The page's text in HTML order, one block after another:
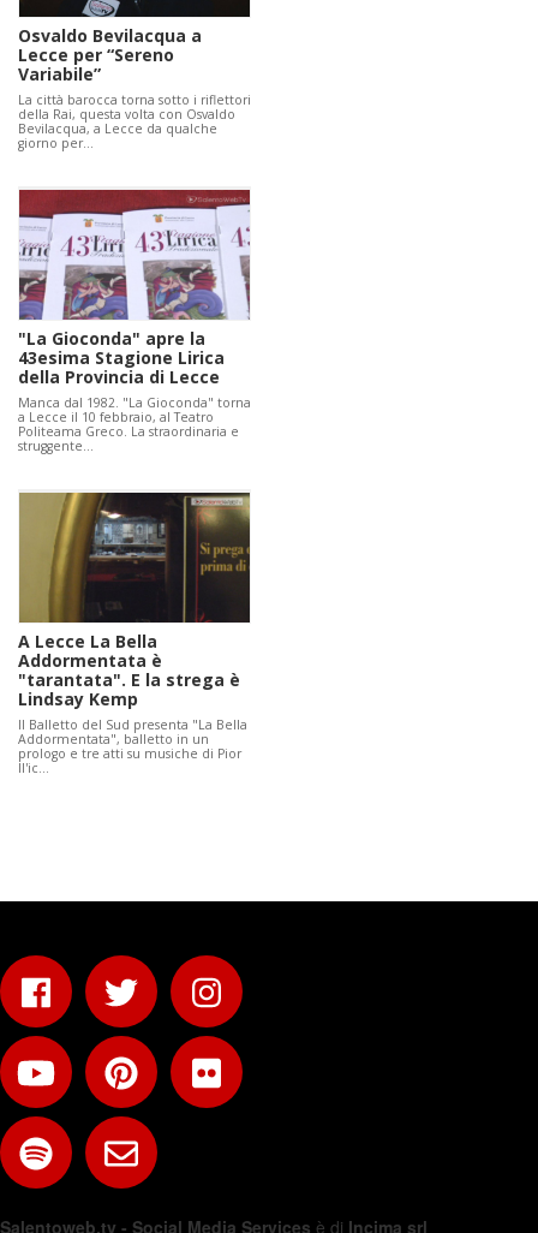
Osvaldo Bevilacqua a
Lecce per “Sereno
Variabile”
La città barocca torna sotto i riflettori
della Rai, questa volta con Osvaldo
Bevilacqua, a Lecce da qualche
giorno per…
"La Gioconda" apre la
43esima Stagione Lirica
della Provincia di Lecce
Manca dal 1982. "La Gioconda" torna
a Lecce il 10 febbraio, al Teatro
Politeama Greco. La straordinaria e
struggente…
A Lecce La Bella
Addormentata è
"tarantata". E la strega è
Lindsay Kemp
Il Balletto del Sud presenta "La Bella
Addormentata", balletto in un
prologo e tre atti su musiche di Pior
Il'ic…
Salentoweb.tv - Social Media Services è di Incima srl